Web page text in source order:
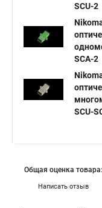
SCU-2
SCA-2
SCU-
Написать отзыв
Общая оценка товара: